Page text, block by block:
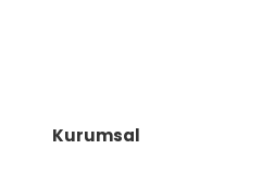
Kurumsal